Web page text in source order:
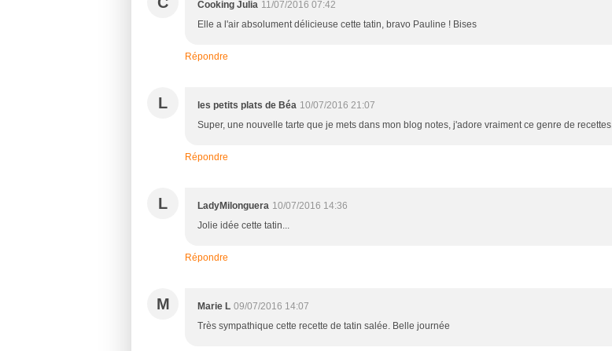
Cooking Julia 11/07/2016 07:42
Elle a l'air absolument délicieuse cette tatin, bravo Pauline ! Bises
Répondre
L les petits plats de Béa 10/07/2016 21:07
Super, une nouvelle tarte que je mets dans mon blog notes, j'adore vraiment ce genre de recettes.
Répondre
L LadyMilonguera 10/07/2016 14:36
Jolie idée cette tatin...
Répondre
M Marie L 09/07/2016 14:07
Très sympathique cette recette de tatin salée. Belle journée